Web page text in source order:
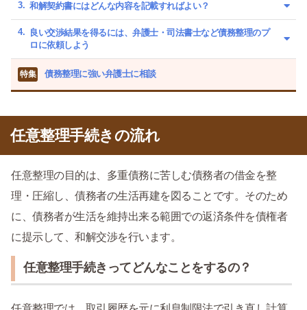
和解契約書にはどんな内容を記載すればよい？
良い交渉結果を得るには、弁護士・司法書士など債務整理のプ
ロに依頼しよう
特集 債務整理に強い弁護士に相談
任意整理手続きの流れ
任意整理の目的は、多重債務に苦しむ債務者の借金を整
理・圧縮し、債務者の生活再建を図ることです。そのため
に、債務者が生活を維持出来る範囲での返済条件を債権者
に提示して、和解交渉を行います。
任意整理手続きってどんなことをするの？